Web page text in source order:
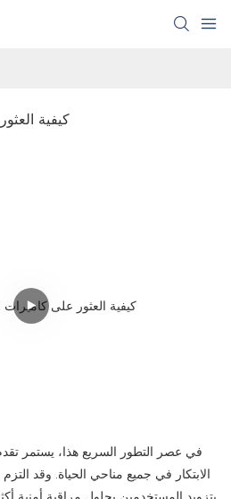
كيفية
في عصر التطور السريع هذا، يستمر تقدم
الابتكار في جميع مناحي الحياة. وقد